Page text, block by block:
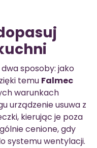
sposoby: jako
temu Falmec
warunkach
urządzenie usuwa z
kierując je poza
cenione, gdy
systemu wentylacji.